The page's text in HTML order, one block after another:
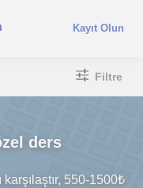
Kayıt Olun
Filtre
ders
550-1500₺